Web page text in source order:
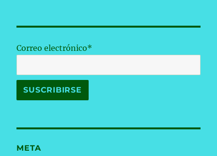
Correo electrónico*
META